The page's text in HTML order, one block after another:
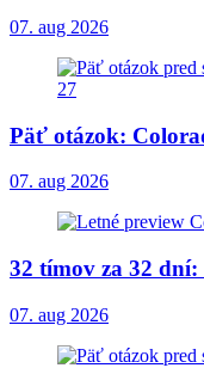
07. aug 2026
Päť otázok:
07. aug 2026
32 tímov za 32
07. aug 2026